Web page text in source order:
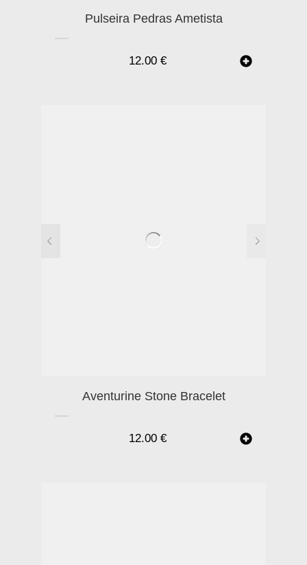
Pulseira Pedras Ametista
12.00 €
Aventurine Stone Bracelet
12.00 €